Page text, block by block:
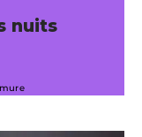
nuits